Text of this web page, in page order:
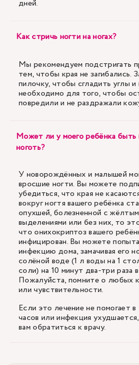
дней.
Как стричь ногти на ногах?
Мы рекомендуем подстригать
тем, чтобы края не загибались.
пилочку, чтобы сгладить углы и
необходимо для того, чтобы
повредили и не раздражали
Может ли у моего ребёнка быть
ноготь?
У новорождённых и малышей
вросшие ногти. Вы можете
убедиться, что края не
вокруг ногтя вашего ребёнка
опухшей, болезненной с
выделениями или без них, то
что онихокриптоз вашего
инфицирован. Вы можете
инфекцию дома, замачивая его
солёной воде (1 л воды на 1
соли) на 10 минут два-три раза
Пожалуйста, помните о любых
или чувствительности.
Если это лечение не помогает
часов или инфекция
вам обратиться к врачу.